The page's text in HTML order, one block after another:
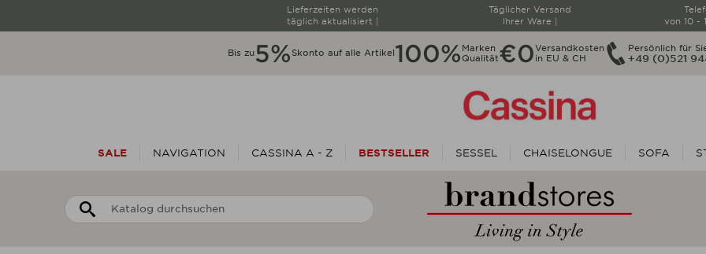
Lieferzeiten werden
täglich aktualisiert |
Täglicher Versand
Ihrer Ware |
von 10 -
Bis zu 5% Skonto auf alle Artikel100% Marken
Qualität€0Versandkosten
in EU & CH
Persönlich für
+49 (0)521
SALE NAVIGATION CASSINA A - Z BESTSELLER SESSEL CHAISELONGUE SOFA